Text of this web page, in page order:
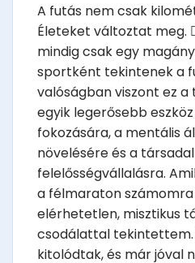
A futás nem csak
Életeket változtat meg.
mindig csak egy
sportként tekintenek a
valóságban viszont ez a
egyik legerősebb
fokozására, a mentális
növelésére és a
felelősségvállalásra.
a félmaraton számomra
elérhetetlen, misztikus
csodálattal
kitolódtak, és már jóval